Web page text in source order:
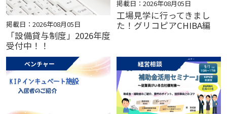
掲載日：2026年08月05日
「設備貸与制度」2026年度
受付中！！
掲載日：2026年08月05日
工場見学に行ってきまし
た！グリコピアCHIBA編
ベンチャー 経営相談